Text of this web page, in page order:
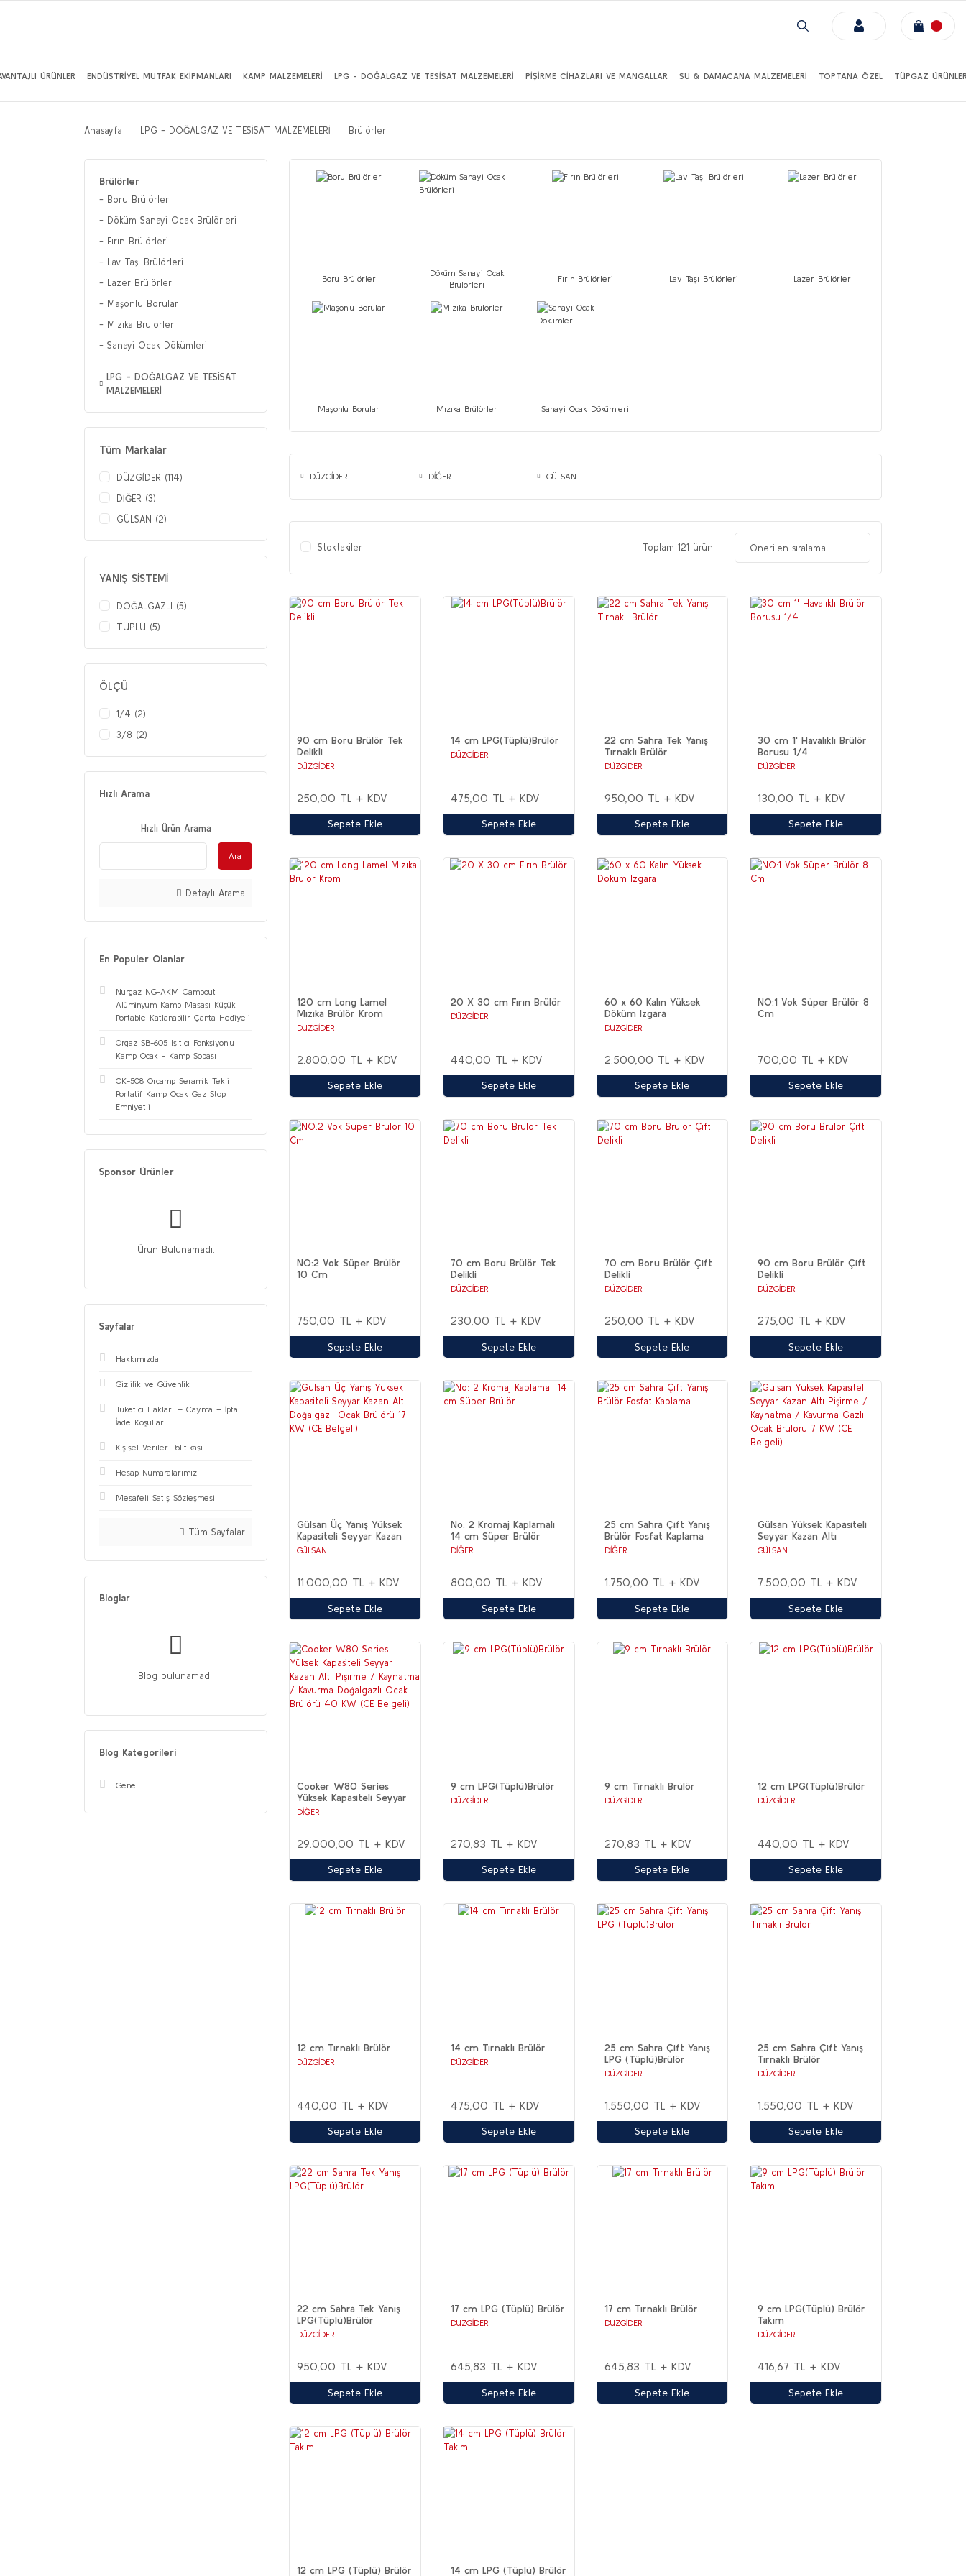
ÜRÜNLER ENDÜSTRİYEL MUTFAK EKİPMANLARI KAMP MALZEMELERİ LPG - DOĞALGAZ VE TESİSAT MALZEMELERİ PİŞİRME CİHAZLARI VE MANGALLAR SU & DAMACANA MALZEMELERİ TOPTANA ÖZEL TÜPGAZ
Anasayfa LPG - DOĞALGAZ VE TESİSAT MALZEMELERİ Brülörler
Brülörler
Boru Brülörler
Döküm Sanayi Ocak Brülörleri
Fırın Brülörleri
Lav Taşı Brülörleri
Lazer Brülörler
Maşonlu Borular
Mızıka Brülörler
Sanayi Ocak Dökümleri
LPG - DOĞALGAZ VE TESİSAT
MALZEMELERİ
Tüm Markalar
DÜZGİDER (114)
DİĞER (3)
GÜLSAN (2)
YANIŞ SİSTEMİ
DOĞALGAZLI (5)
TÜPLÜ (5)
ÖLÇÜ
1/4 (2)
3/8 (2)
Hızlı Arama
Hızlı Ürün Arama
Ara
Detaylı Arama
En Populer Olanlar
Nurgaz NG-AKM Campout
Alüminyum Kamp Masası Küçük
Portable Katlanabilir Çanta Hediyeli
Orgaz SB-605 Isıtıcı Fonksiyonlu
Kamp Ocak - Kamp Sobası
CK-508 Orcamp Seramik Tekli
Portatif Kamp Ocak Gaz Stop
Emniyetli
Sponsor Ürünler
Ürün Bulunamadı.
Sayfalar
Hakkımızda
Gizlilik ve Güvenlik
Tüketici Haklari – Cayma – İptal
İade Koşullari
Kişisel Veriler Politikası
Hesap Numaralarımız
Mesafeli Satış Sözleşmesi
Tüm Sayfalar
Bloglar
Blog bulunamadı.
Blog Kategorileri
Genel
Boru Brülörler
Döküm Sanayi Ocak
Brülörleri
Fırın Brülörleri Lav Taşı Brülörleri Lazer Brülörler
Maşonlu Borular Mızıka Brülörler Sanayi Ocak Dökümleri
DÜZGİDER DİĞER GÜLSAN
Stoktakiler Toplam 121 ürün
90 cm Boru Brülör Tek
Delikli
DÜZGİDER
250,00 TL + KDV
Sepete Ekle
14 cm LPG(Tüplü)Brülör
DÜZGİDER
475,00 TL + KDV
Sepete Ekle
22 cm Sahra Tek Yanış
Tırnaklı Brülör
DÜZGİDER
950,00 TL + KDV
Sepete Ekle
30 cm 1' Havalıklı Brülör
Borusu 1/4
DÜZGİDER
130,00 TL + KDV
Sepete Ekle
120 cm Long Lamel
Mızıka Brülör Krom
DÜZGİDER
2.800,00 TL + KDV
Sepete Ekle
20 X 30 cm Fırın Brülör
DÜZGİDER
440,00 TL + KDV
Sepete Ekle
60 x 60 Kalın Yüksek
Döküm Izgara
DÜZGİDER
2.500,00 TL + KDV
Sepete Ekle
NO:1 Vok Süper Brülör 8
Cm
700,00 TL + KDV
Sepete Ekle
NO:2 Vok Süper Brülör
10 Cm
750,00 TL + KDV
Sepete Ekle
70 cm Boru Brülör Tek
Delikli
DÜZGİDER
230,00 TL + KDV
Sepete Ekle
70 cm Boru Brülör Çift
Delikli
DÜZGİDER
250,00 TL + KDV
Sepete Ekle
90 cm Boru Brülör Çift
Delikli
DÜZGİDER
275,00 TL + KDV
Sepete Ekle
Gülsan Üç Yanış Yüksek
Kapasiteli Seyyar Kazan
Altı Doğalgazlı Ocak
GÜLSAN
11.000,00 TL + KDV
Sepete Ekle
No: 2 Kromaj Kaplamalı
14 cm Süper Brülör
DİĞER
800,00 TL + KDV
Sepete Ekle
25 cm Sahra Çift Yanış
Brülör Fosfat Kaplama
DİĞER
1.750,00 TL + KDV
Sepete Ekle
Gülsan Yüksek Kapasiteli
Seyyar Kazan Altı
Pişirme / Kaynatma /
Belgeli)
GÜLSAN
7.500,00 TL + KDV
Sepete Ekle
Cooker W80 Series
Yüksek Kapasiteli Seyyar
Kazan Altı Pişirme /
40 KW (CE Belgeli)
DİĞER
29.000,00 TL + KDV
Sepete Ekle
9 cm LPG(Tüplü)Brülör
DÜZGİDER
270,83 TL + KDV
Sepete Ekle
9 cm Tırnaklı Brülör
DÜZGİDER
270,83 TL + KDV
Sepete Ekle
12 cm LPG(Tüplü)Brülör
DÜZGİDER
440,00 TL + KDV
Sepete Ekle
12 cm Tırnaklı Brülör
DÜZGİDER
440,00 TL + KDV
Sepete Ekle
14 cm Tırnaklı Brülör
DÜZGİDER
475,00 TL + KDV
Sepete Ekle
25 cm Sahra Çift Yanış
LPG (Tüplü)Brülör
DÜZGİDER
1.550,00 TL + KDV
Sepete Ekle
25 cm Sahra Çift Yanış
Tırnaklı Brülör
DÜZGİDER
1.550,00 TL + KDV
Sepete Ekle
22 cm Sahra Tek Yanış
LPG(Tüplü)Brülör
DÜZGİDER
950,00 TL + KDV
Sepete Ekle
17 cm LPG (Tüplü) Brülör
DÜZGİDER
645,83 TL + KDV
Sepete Ekle
17 cm Tırnaklı Brülör
DÜZGİDER
645,83 TL + KDV
Sepete Ekle
9 cm LPG(Tüplü) Brülör
Takım
DÜZGİDER
416,67 TL + KDV
Sepete Ekle
12 cm LPG (Tüplü) Brülör 14 cm LPG (Tüplü) Brülör